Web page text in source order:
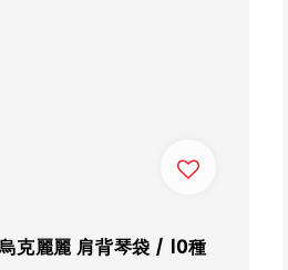
克麗麗 肩背琴袋 / 10種